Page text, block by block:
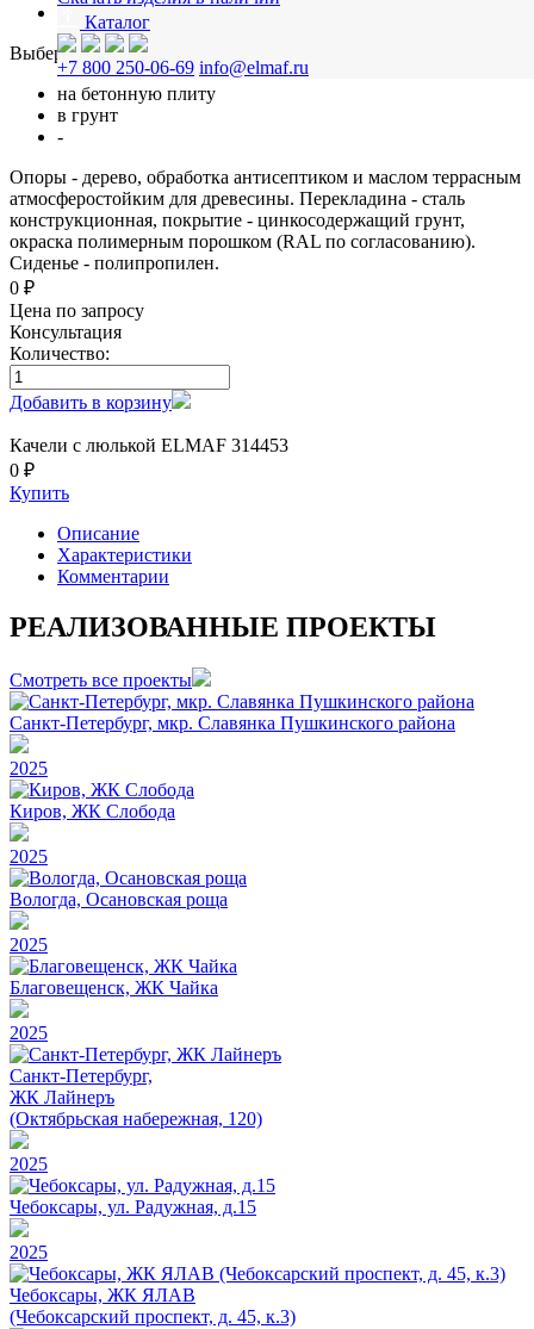
Каталог
+7 800 250-06-69 info@elmaf.ru
-
Выберите способ монтажа
на бетонную плиту
в грунт
-
Опоры - дерево, обработка антисептиком и маслом террасным
атмосферостойким для древесины. Перекладина - сталь
конструкционная, покрытие - цинкосодержащий грунт,
окраска полимерным порошком (RAL по согласованию).
Сиденье - полипропилен.
0 ₽
Цена по запросу
Консультация
Количество:
Добавить в корзину
Качели с люлькой ELMAF 314453
0 ₽
Купить
Описание
Характеристики
Комментарии
РЕАЛИЗОВАННЫЕ ПРОЕКТЫ
Смотреть все проекты
Санкт-Петербург, мкр. Славянка Пушкинского района
2025
Киров, ЖК Слобода
2025
Вологда, Осановская роща
2025
Благовещенск, ЖК Чайка
2025
Санкт-Петербург,
ЖК Лайнеръ
(Октябрьская набережная, 120)
2025
Чебоксары, ул. Радужная, д.15
2025
Чебоксары, ЖК ЯЛАВ
(Чебоксарский проспект, д. 45, к.3)